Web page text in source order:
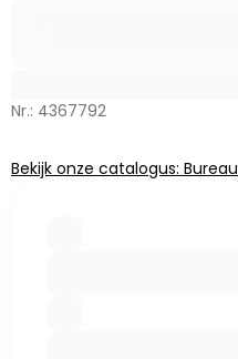
Nr.: 4367792
Bekijk onze catalogus: Bureau